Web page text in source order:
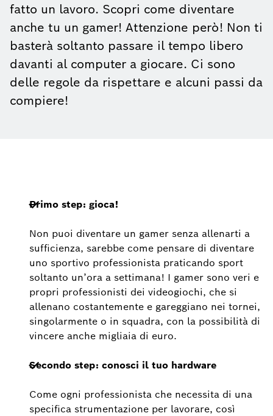
fatto un lavoro. Scopri come diventare
anche tu un gamer! Attenzione però! Non ti
basterà soltanto passare il tempo libero
davanti al computer a giocare. Ci sono
delle regole da rispettare e alcuni passi da
compiere!
Primo step: gioca!
Non puoi diventare un gamer senza allenarti a
sufficienza, sarebbe come pensare di diventare
uno sportivo professionista praticando sport
soltanto un’ora a settimana! I gamer sono veri e
propri professionisti dei videogiochi, che si
allenano costantemente e gareggiano nei tornei,
singolarmente o in squadra, con la possibilità di
vincere anche migliaia di euro.
Secondo step: conosci il tuo hardware
Come ogni professionista che necessita di una
specifica strumentazione per lavorare, così